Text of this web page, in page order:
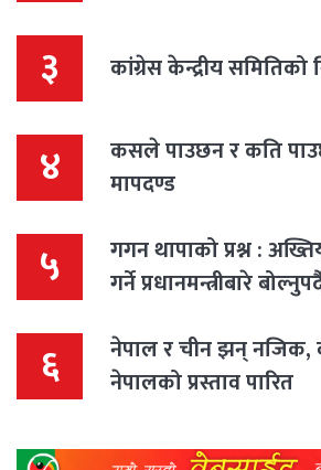
३ कांग्रेस केन्द्रीय समितिको
४
कसले पाउछन र कति
मापदण्ड
५
गगन थापाको प्रश्न :
गर्ने प्रधानमन्त्रीबारे
६
नेपाल र चीन झन्
नेपालको प्रस्ताव पारित